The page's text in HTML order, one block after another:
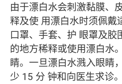
由于漂白水会刺激黏膜、
释及使 用漂白水时须佩戴
口罩、手套、护 眼罩及
的地方稀释或使用漂白水
睛。一旦漂白水溅入眼睛
少 15 分 钟和向医生求诊。